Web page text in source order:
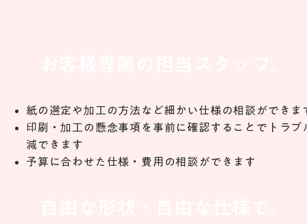
紙の選定や加工の方法など細かい仕様の相談ができま
印刷・加工の懸念事項を事前に確認することでトラブ
減できます
予算に合わせた仕様・費用の相談ができます